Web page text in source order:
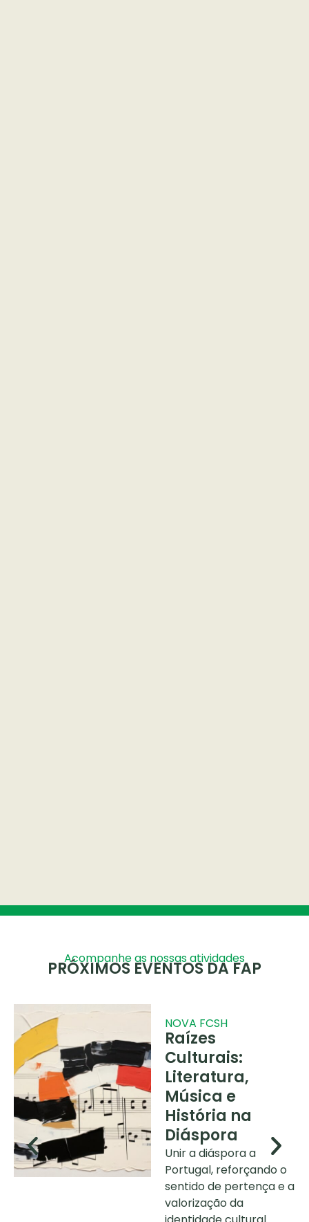
Acompanhe as nossas atividades
PRÓXIMOS EVENTOS DA FAP
NOVA FCSH
Raízes
Culturais:
Literatura,
Música e
História na
Diáspora
Unir a diáspora a
Portugal, reforçando o
sentido de pertença e a
valorização da